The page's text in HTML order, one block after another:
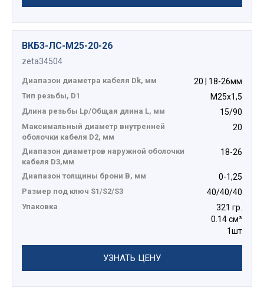
ВКБ3-ЛС-M25-20-26
zeta34504
Диапазон диаметра кабеля Dk, мм 20 | 18-26мм
Тип резьбы, D1 М25х1,5
Длина резьбы Lp/Общая длина L, мм 15/90
Максимальный диаметр внутренней
оболочки кабеля D2, мм
20
Диапазон диаметров наружной оболочки
кабеля D3,мм
18-26
Диапазон толщины брони В, мм 0-1,25
Размер под ключ S1/S2/S3 40/40/40
Упаковка
321 гр.
0.14 см³
1шт
УЗНАТЬ ЦЕНУ